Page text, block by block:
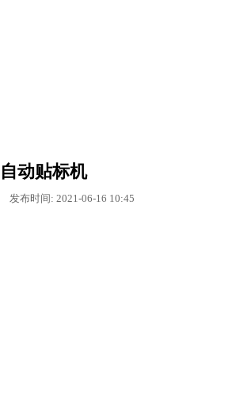
自动贴标机
发布时间: 2021-06-16 10:45